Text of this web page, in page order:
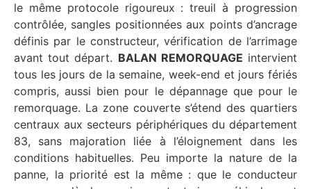
le même protocole rigoureux : treuil à progression
contrôlée, sangles positionnées aux points d’ancrage
définis par le constructeur, vérification de l’arrimage
avant tout départ. BALAN REMORQUAGE intervient
tous les jours de la semaine, week-end et jours fériés
compris, aussi bien pour le dépannage que pour le
remorquage. La zone couverte s’étend des quartiers
centraux aux secteurs périphériques du département
83, sans majoration liée à l’éloignement dans les
conditions habituelles. Peu importe la nature de la
panne, la priorité est la même : que le conducteur